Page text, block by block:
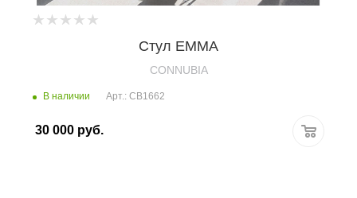
Стул EMMA
CONNUBIA
В наличии Арт.: CB1662
30 000 руб.